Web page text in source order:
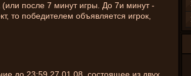
после 7 минут игры. До 7и минут -
то победителем объявляется игрок,